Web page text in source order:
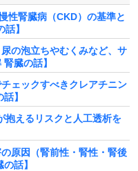
性腎臓病（CKD）の基準と
】
の泡立ちやむくみなど、サ
臓の話】
ェックすべきクレアチニン
】
抱えるリスクと人工透析を
原因（腎前性・腎性・腎後
話】